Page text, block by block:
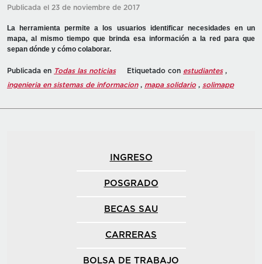
Publicada el 23 de noviembre de 2017
La herramienta permite a los usuarios identificar necesidades en un
mapa, al mismo tiempo que brinda esa información a la red para que
sepan dónde y cómo colaborar.
Publicada en Todas las noticias Etiquetado con estudiantes,
ingenieria en sistemas de informacion, mapa solidario, solimapp
INGRESO
POSGRADO
BECAS SAU
CARRERAS
BOLSA DE TRABAJO